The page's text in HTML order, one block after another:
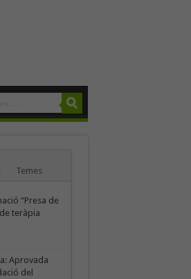
Temes
“Presa de
teràpia
Aprovada
del